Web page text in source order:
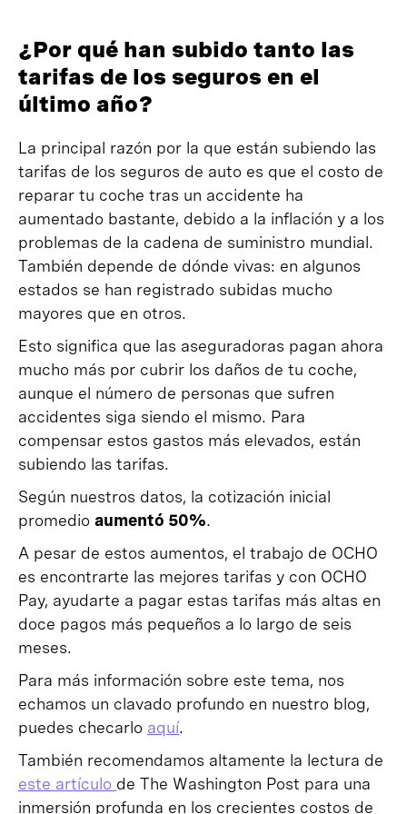
¿Por qué han subido tanto las
tarifas de los seguros en el
último año?
La principal razón por la que están subiendo las
tarifas de los seguros de auto es que el costo de
reparar tu coche tras un accidente ha
aumentado bastante, debido a la inflación y a los
problemas de la cadena de suministro mundial.
También depende de dónde vivas: en algunos
estados se han registrado subidas mucho
mayores que en otros.
Esto significa que las aseguradoras pagan ahora
mucho más por cubrir los daños de tu coche,
aunque el número de personas que sufren
accidentes siga siendo el mismo. Para
compensar estos gastos más elevados, están
subiendo las tarifas.
Según nuestros datos, la cotización inicial
promedio aumentó 50%.
A pesar de estos aumentos, el trabajo de OCHO
es encontrarte las mejores tarifas y con OCHO
Pay, ayudarte a pagar estas tarifas más altas en
doce pagos más pequeños a lo largo de seis
meses.
Para más información sobre este tema, nos
echamos un clavado profundo en nuestro blog,
puedes checarlo aquí.
También recomendamos altamente la lectura de
este artículo de The Washington Post para una
inmersión profunda en los crecientes costos de